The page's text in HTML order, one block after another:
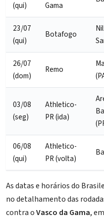
(qui)
Gama
23/07
(qui)
Botafogo
26/07
(dom)
Remo
03/08
(seg)
Athletico-
PR (ida)
06/08
(qui)
Athletico-
PR (volta)
As datas e horários do
no detalhamento das
contra oVasco da Gama,